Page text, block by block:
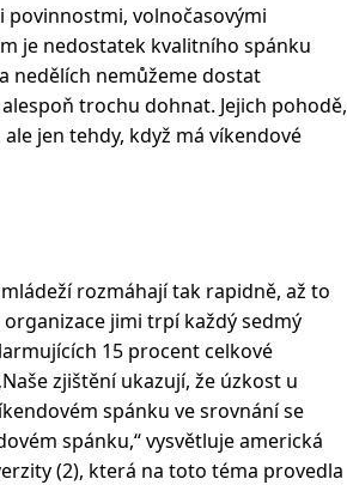
povinnostmi, volnočasovými
je nedostatek kvalitního spánku
nedělích nemůžeme dostat
trochu dohnat. Jejich pohodě,
jen tehdy, když má víkendové
rozmáhají tak rapidně, až to
jimi trpí každý sedmý
15 procent celkové
zjištění ukazují, že úzkost u
spánku ve srovnání se
spánku,“ vysvětluje americká
(2), která na toto téma provedla